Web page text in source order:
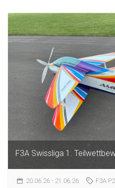
F3A Swissliga 1.
20.06.26 - 21.06.26 F3A